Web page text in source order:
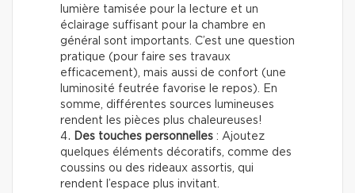
lumière tamisée pour la lecture et un
éclairage suffisant pour la chambre en
général sont importants. C’est une question
pratique (pour faire ses travaux
efficacement), mais aussi de confort (une
luminosité feutrée favorise le repos). En
somme, différentes sources lumineuses
rendent les pièces plus chaleureuses!
Des touches personnelles : Ajoutez
quelques éléments décoratifs, comme des
coussins ou des rideaux assortis, qui
rendent l’espace plus invitant.